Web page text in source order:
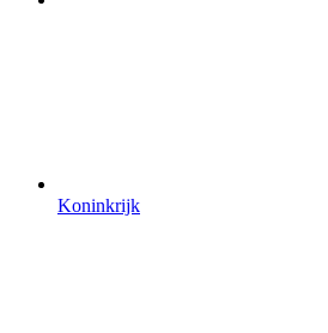
Koninkrijk